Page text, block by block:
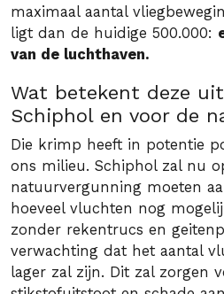
maximaal aantal
ligt dan de huidige 500.000:
van de luchthaven.
Wat betekent deze
Schiphol en voor de
Die krimp heeft in potentie
ons milieu. Schiphol zal nu
natuurvergunning moeten
hoeveel vluchten nog
zonder rekentrucs en
verwachting dat het aantal
lager zal zijn. Dit zal zorgen